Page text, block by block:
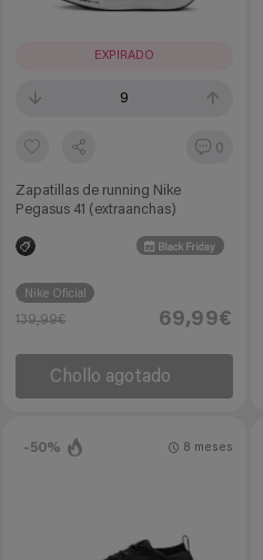
EXPIRADO
9
0
Zapatillas de running Nike
Pegasus 41 (extraanchas)
Black Friday
Nike Oficial
139,99€ 69,99€
Chollo agotado
-50% 8 meses